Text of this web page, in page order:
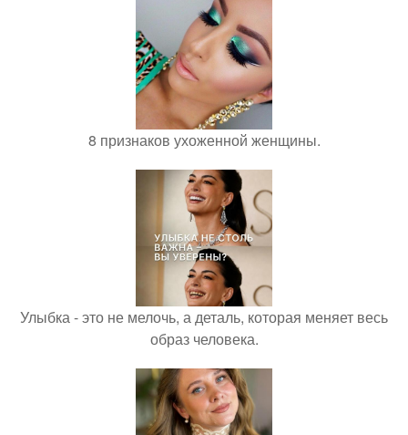
8 признаков ухоженной женщины.
Улыбка - это не мелочь, а деталь, которая меняет весь
образ человека.